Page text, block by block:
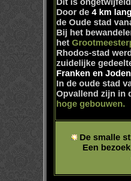
Dit is
Door de 4 km
de Oude stad
Bij het
het
Rhodos-stad
zuidelijke
Franken en Joden
In de oude stad
Opvallend zijn in
hoge gebouwen.
De smalle
Een